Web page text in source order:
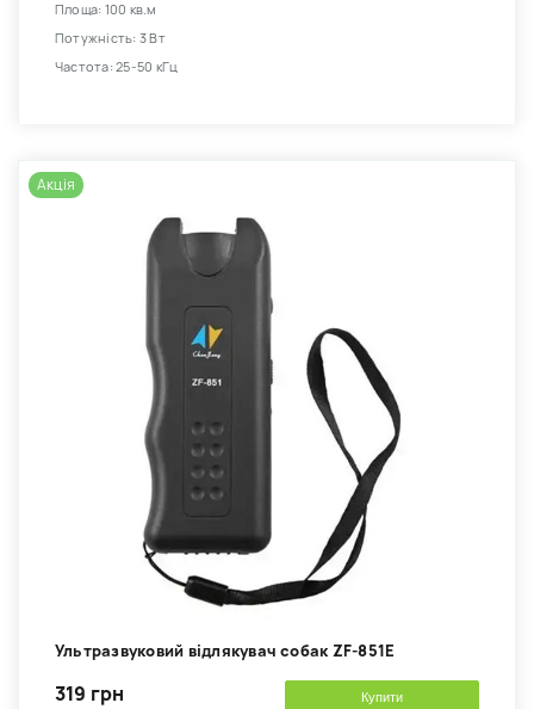
Площа: 100 кв.м
Потужність: 3 Вт
Частота: 25-50 кГц
Акція
Ультразвуковий відлякувач собак ZF-851E
319 грн Купити